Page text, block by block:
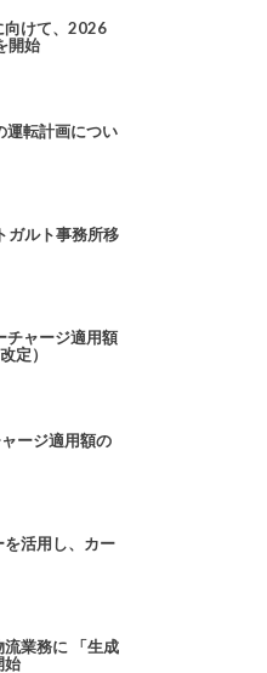
向けて、2026
開始
運転計画につい
ガルト事務所移
チャージ適用額
定）
ージ適用額の
活用し、カー
業務に 「生成
始